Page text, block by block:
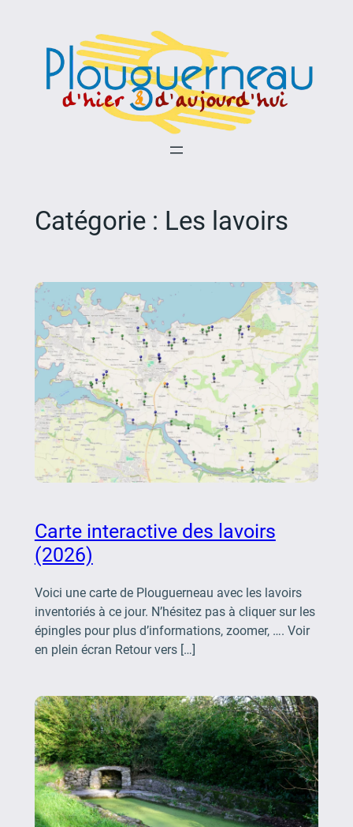
Catégorie : Les lavoirs
Carte interactive des lavoirs
(2026)
Voici une carte de Plouguerneau avec les lavoirs
inventoriés à ce jour. N’hésitez pas à cliquer sur les
épingles pour plus d’informations, zoomer, …. Voir
en plein écran Retour vers […]